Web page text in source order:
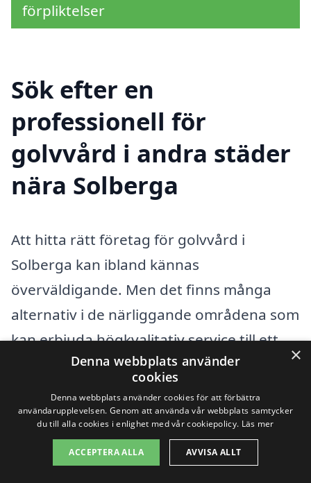
förpliktelser
Sök efter en
professionell för
golvvård i andra städer
nära Solberga
Att hitta rätt företag för golvvård i
Solberga kan ibland kännas
överväldigande. Men det finns många
alternativ i de närliggande områdena som
kan erbjuda högkvalitativ service till ett
rimligt pris. Genom att jämföra olika
företag kan du säkerställa att du får det
bästa erbjudandet. Här är några av
städerna nära Solberga där du kan hitta
professionell golvvård:
×
Denna webbplats använder
cookies
Denna webbplats använder cookies för att förbättra
användarupplevelsen. Genom att använda vår webbplats samtycker
du till alla cookies i enlighet med vår cookiepolicy. Läs mer
ACCEPTERA ALLA AVVISA ALLT